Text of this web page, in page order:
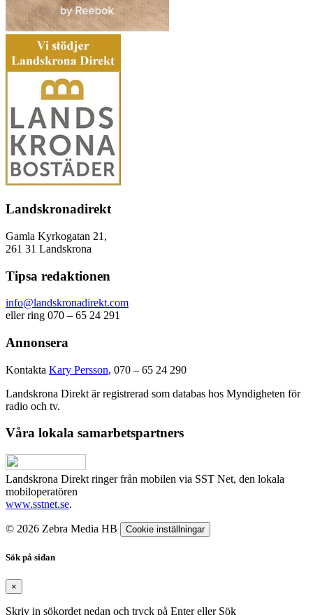
Landskronadirekt
Gamla Kyrkogatan 21,
261 31 Landskrona
Tipsa redaktionen
info@landskronadirekt.com
eller ring 070 – 65 24 291
Annonsera
Kontakta Kary Persson, 070 – 65 24 290
Landskrona Direkt är registrerad som databas hos Myndigheten för
radio och tv.
Våra lokala samarbetspartners
Landskrona Direkt ringer från mobilen via SST Net, den lokala
mobiloperatören
www.sstnet.se.
© 2026 Zebra Media HB Cookie inställningar
Sök på sidan
×
Skriv in sökordet nedan och tryck på Enter eller Sök